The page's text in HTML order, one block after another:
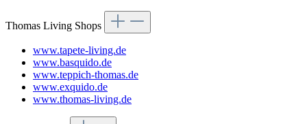
Thomas Living Shops
www.tapete-living.de
www.basquido.de
www.teppich-thomas.de
www.exquido.de
www.thomas-living.de